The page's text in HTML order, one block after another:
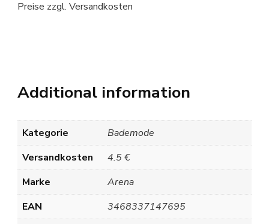
Preise zzgl. Versandkosten
Additional information
Kategorie
Bademode
Versandkosten
4.5 €
Marke
Arena
EAN
3468337147695